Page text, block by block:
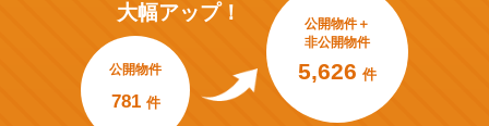
大幅アップ！
公開物件
781 件
公開物件＋
非公開物件
5,626 件